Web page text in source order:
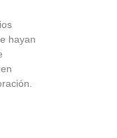
hayan